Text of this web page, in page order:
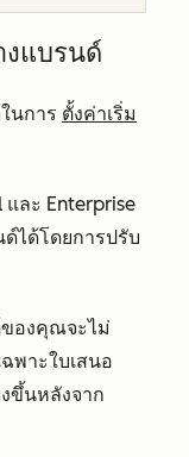
งแบรนด์
นการ ตั้งค่าเริ่ม
และ Enterprise
ได้โดยการปรับ
ของคุณจะไม่
พาะใบเสนอ
ขึ้นหลังจาก